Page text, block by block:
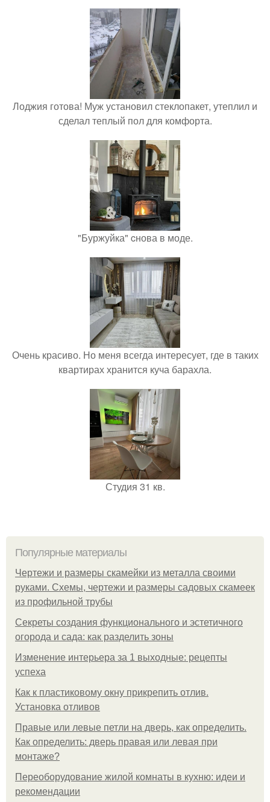
Лоджия готова! Муж установил стеклопакет, утеплил и
сделал теплый пол для комфорта.
"Буржуйка" cнова в моде.
Очень красиво. Но меня всегда интересует, где в таких
квартирах хранится куча барахла.
Студия 31 кв.
Популярные материалы
Чертежи и размеры скамейки из металла своими
руками. Схемы, чертежи и размеры садовых скамеек
из профильной трубы
Секреты создания функционального и эстетичного
огорода и сада: как разделить зоны
Изменение интерьера за 1 выходные: рецепты
успеха
Как к пластиковому окну прикрепить отлив.
Установка отливов
Правые или левые петли на дверь, как определить.
Как определить: дверь правая или левая при
монтаже?
Переоборудование жилой комнаты в кухню: идеи и
рекомендации